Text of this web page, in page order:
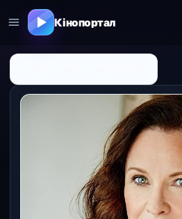
Кінопортал